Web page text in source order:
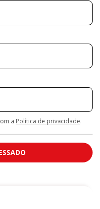
a Política de privacidade.